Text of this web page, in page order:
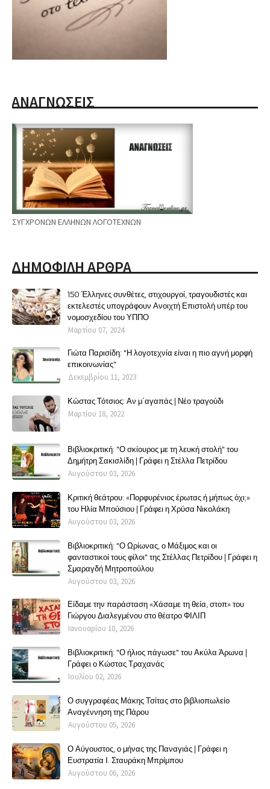
ΑΝΑΓΝΩΣΕΙΣ
ΣΥΓΧΡΟΝΩΝ ΕΛΛΗΝΩΝ ΛΟΓΟΤΕΧΝΩΝ
ΔΗΜΟΦΙΛΗ ΑΡΘΡΑ
150 Έλληνες συνθέτες, στιχουργοί, τραγουδιστές και
εκτελεστές υπογράφουν Ανοιχτή Επιστολή υπέρ του
νομοσχεδίου του ΥΠΠΟ
Μαρτίου 07, 2024
Γιώτα Παρισίδη: "Η λογοτεχνία είναι η πιο αγνή μορφή
επικοινωνίας"
Δεκεμβρίου 11, 2023
Κώστας Τότσιος: Αν μ΄αγαπάς | Νέο τραγούδι
Μαρτίου 18, 2022
Βιβλιοκριτική: "Ο σκίουρος με τη λευκή στολή" του
Δημήτρη Σακισλίδη | Γράφει η Στέλλα Πετρίδου
Αυγούστου 03, 2026
Κριτική θεάτρου: «Πορφυρένιος έρωτας ή μήπως όχι;»
του Ηλία Μπούσιου | Γράφει η Χρύσα Νικολάκη
Αυγούστου 03, 2026
Βιβλιοκριτική: "Ο Ωρίωνας, ο Μάξιμος και οι
φανταστικοί τους φίλοι" της Στέλλας Πετρίδου | Γράφει η
Σμαραγδή Μητροπούλου
Αυγούστου 03, 2026
Είδαμε την παράσταση «Χάσαμε τη θεία, στοπ» του
Γιώργου Διαλεγμένου στο θέατρο ΦΙΛΙΠ
Ιανουαρίου 10, 2026
Βιβλιοκριτική: "Ο ήλιος πάγωσε" του Ακύλα Άρωνα |
Γράφει ο Κώστας Τραχανάς
Ιουλίου 02, 2026
Ο συγγραφέας Μάκης Τσίτας στο βιβλιοπωλείο
Αναγέννηση της Πάρου
Αυγούστου 05, 2026
Ο Αύγουστος, ο μήνας της Παναγιάς | Γράφει η
Ευστρατία Ι. Σταυράκη Μπρίμπου
Αυγούστου 06, 2026